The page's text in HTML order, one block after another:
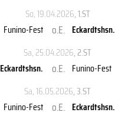
So, 19.04.2026, 1.ST
Funino-Fest
o.E. Eckardtshsn.
Sa, 25.04.2026, 2.ST
Eckardtshsn.
o.E. Funino-Fest
Sa, 16.05.2026, 3.ST
Funino-Fest
o.E. Eckardtshsn.